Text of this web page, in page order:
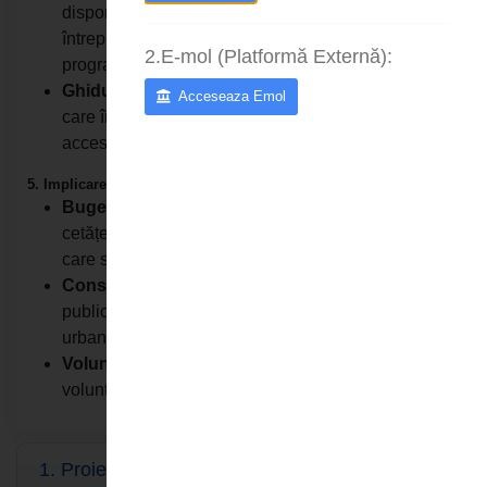
disponibile pentru cetățeni, asociații sau
întreprinderi locale (ex: fonduri pentru tineri fermieri,
programe de sprijin pentru afacerile mici).
Ghiduri de finanțare:Documente și link-uri utile
care îi ajută pe cetățeni să înțeleagă cum pot
accesa diverse fonduri.
5. Implicare civică
Bugetare participativă:
cetățenii pot propune proiecte și pot vota inițiativele
care să fie finanțate din bugetul local.
Consultări publice:
publice pe teme importante pentru comunitate (ex:
urbanism, buget local).
Voluntariat:
voluntariat organizate de primărie.
1. Proiecte în derulare
2.E-mol (Platformă Externă):
Acceseaza Emol